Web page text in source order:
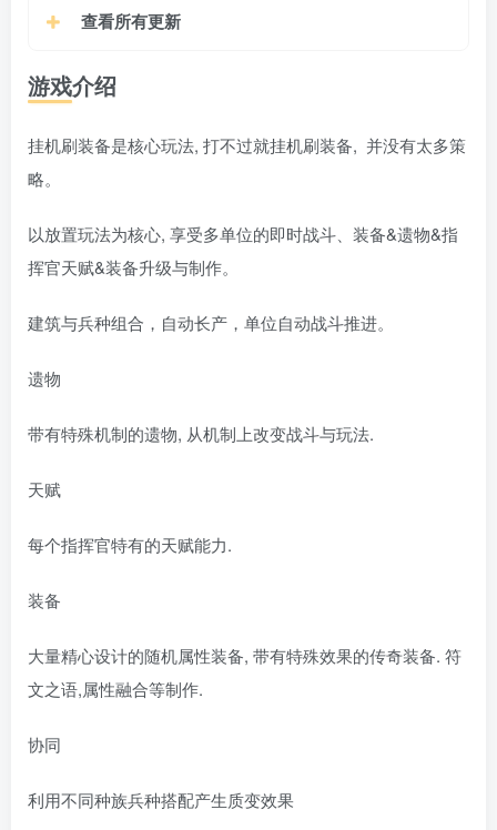
查看所有更新
游戏介绍
挂机刷装备是核心玩法, 打不过就挂机刷装备, 并没有太多策
略。
以放置玩法为核心, 享受多单位的即时战斗、装备&遗物&指
挥官天赋&装备升级与制作。
建筑与兵种组合，自动长产，单位自动战斗推进。
遗物
带有特殊机制的遗物, 从机制上改变战斗与玩法.
天赋
每个指挥官特有的天赋能力.
装备
大量精心设计的随机属性装备, 带有特殊效果的传奇装备. 符
文之语,属性融合等制作.
协同
利用不同种族兵种搭配产生质变效果